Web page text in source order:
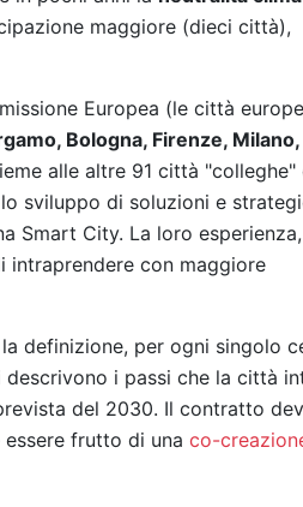
maggiore (dieci città),
Europea (le città
Bologna, Firenze, Milano,
alle altre 91 città "colleghe"
sviluppo di soluzioni e
Smart City. La loro esperienza,
intraprendere con maggiore
definizione, per ogni singolo
descrivono i passi che la città
del 2030. Il contratto
essere frutto di una co-